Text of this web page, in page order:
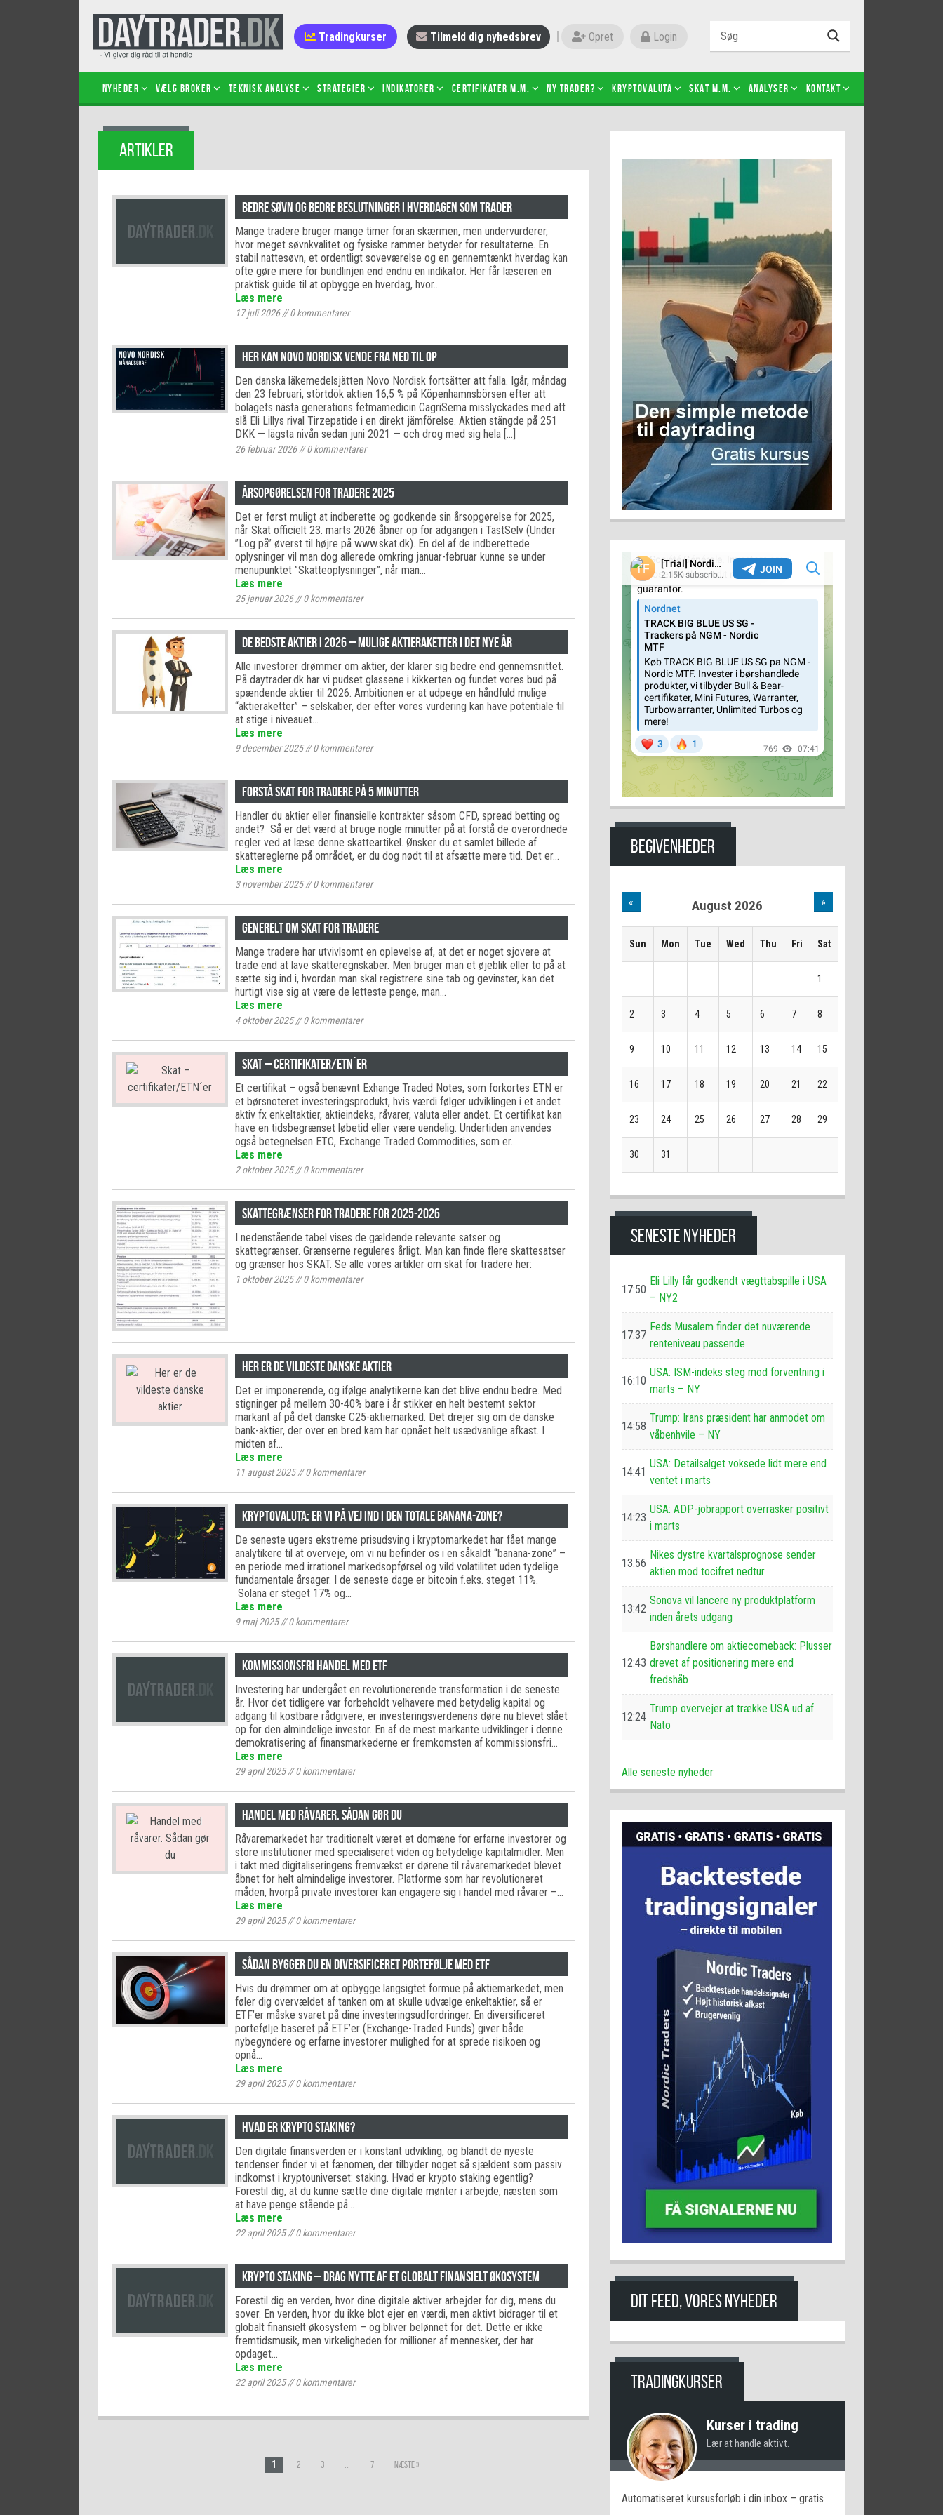
Tradingkurser Tilmeld dig nyhedsbrev Opret Login
Nyheder Vælg broker Teknisk analyse Strategier Indikatorer Certifikater m.m. Ny trader?
Sådan bruges stop-loss
Hvad sætter du på spil ved CFD-
handel?
Sådan fungerer BULL & BEAR-
certifikater
Det betyder de nye ESMA-regler
Shortselling
Gearing af aktier – hvad er det?
Futures-kontrakter
Kopier Jeppe Kirk Bonde
Kryptovaluta SKAT m.m. Analyser Kontakt
ARTIKLER
Bedre søvn og bedre beslutninger i hverdagen som trader
Mange tradere bruger mange timer foran skærmen, men undervurderer,
hvor meget søvnkvalitet og fysiske rammer betyder for resultaterne. En
stabil nattesøvn, et ordentligt soveværelse og en gennemtænkt hverdag kan
ofte gøre mere for bundlinjen end endnu en indikator. Her får læseren en
praktisk guide til at opbygge en hverdag, hvor…
Læs mere
17 juli 2026//0kommentarer
Her kan Novo Nordisk vende fra ned til op
Den danska läkemedelsjätten Novo Nordisk fortsätter att falla. Igår, måndag
den 23 februari, störtdök aktien 16,5 % på Köpenhamnsbörsen efter att
bolagets nästa generations fetmamedicin CagriSema misslyckades med att
slå Eli Lillys rival Tirzepatide i en direkt jämförelse. Aktien stängde på 251
DKK — lägsta nivån sedan juni 2021 — och drog med sig hela […]
26 februar 2026//0kommentarer
Årsopgørelsen for tradere 2025
Det er først muligt at indberette og godkende sin årsopgørelse for 2025,
når Skat officielt 23. marts 2026 åbner op for adgangen i TastSelv (Under
”Log på” øverst til højre på www.skat.dk). En del af de indberettede
oplysninger vil man dog allerede omkring januar-februar kunne se under
menupunktet ”Skatteoplysninger”, når man…
Læs mere
25 januar 2026//0kommentarer
De bedste aktier i 2026 – mulige aktieraketter i det nye år
Alle investorer drømmer om aktier, der klarer sig bedre end gennemsnittet.
På daytrader.dk har vi pudset glassene i kikkerten og fundet vores bud på
spændende aktier til 2026. Ambitionen er at udpege en håndfuld mulige
“aktieraketter” – selskaber, der efter vores vurdering kan have potentiale til
at stige i niveauet…
Læs mere
9 december 2025//0kommentarer
Forstå skat for tradere på 5 minutter
Handler du aktier eller finansielle kontrakter såsom CFD, spread betting og
andet? Så er det værd at bruge nogle minutter på at forstå de overordnede
regler ved at læse denne skatteartikel. Ønsker du et samlet billede af
skattereglerne på området, er du dog nødt til at afsætte mere tid. Det er…
Læs mere
3 november 2025//0kommentarer
Generelt om skat for tradere
Mange tradere har utvivlsomt en oplevelse af, at det er noget sjovere at
trade end at lave skatteregnskaber. Men bruger man et øjeblik eller to på at
sætte sig ind i, hvordan man skal registrere sine tab og gevinster, kan det
hurtigt vise sig at være de letteste penge, man…
Læs mere
4 oktober 2025//0kommentarer
Skat – certifikater/ETN´er
Et certifikat – også benævnt Exhange Traded Notes, som forkortes ETN er
et børsnoteret investeringsprodukt, hvis værdi følger udviklingen i et andet
aktiv fx enkeltaktier, aktieindeks, råvarer, valuta eller andet. Et certifikat kan
have en tidsbegrænset løbetid eller være uendelig. Undertiden anvendes
også betegnelsen ETC, Exchange Traded Commodities, som er…
Læs mere
2 oktober 2025//0kommentarer
Skattegrænser for tradere for 2025-2026
I nedenstående tabel vises de gældende relevante satser og
skattegrænser. Grænserne reguleres årligt. Man kan finde flere skattesatser
og grænser hos SKAT. Se alle vores artikler om skat for tradere her:
1 oktober 2025//0kommentarer
Her er de vildeste danske aktier
Det er imponerende, og ifølge analytikerne kan det blive endnu bedre. Med
stigninger på mellem 30-40% bare i år stikker en helt bestemt sektor
markant af på det danske C25-aktiemarked. Det drejer sig om de danske
bank-aktier, der over en bred kam har opnået helt usædvanlige afkast. I
midten af…
Læs mere
11 august 2025//0kommentarer
Kryptovaluta: Er vi på vej ind i den totale Banana-zone?
De seneste ugers ekstreme prisudsving i kryptomarkedet har fået mange
analytikere til at overveje, om vi nu befinder os i en såkaldt “banana-zone” –
en periode med irrationel markedsopførsel og vild volatilitet uden tydelige
fundamentale årsager. I de seneste dage er bitcoin f.eks. steget 11%.
Solana er steget 17% og…
Læs mere
9 maj 2025//0kommentarer
Kommissionsfri handel med ETF
Investering har undergået en revolutionerende transformation i de seneste
år. Hvor det tidligere var forbeholdt velhavere med betydelig kapital og
adgang til kostbare rådgivere, er investeringsverdenens døre nu blevet slået
op for den almindelige investor. En af de mest markante udviklinger i denne
demokratisering af finansmarkederne er fremkomsten af kommissionsfri…
Læs mere
29 april 2025//0kommentarer
Handel med råvarer. Sådan gør du
Råvaremarkedet har traditionelt været et domæne for erfarne investorer og
store institutioner med specialiseret viden og betydelige kapitalmidler. Men
i takt med digitaliseringens fremvækst er dørene til råvaremarkedet blevet
åbnet for helt almindelige investorer. Platforme som har revolutioneret
måden, hvorpå private investorer kan engagere sig i handel med råvarer –…
Læs mere
29 april 2025//0kommentarer
Sådan bygger du en diversificeret portefølje med ETF
Hvis du drømmer om at opbygge langsigtet formue på aktiemarkedet, men
føler dig overvældet af tanken om at skulle udvælge enkeltaktier, så er
ETF’er måske svaret på dine investeringsudfordringer. En diversificeret
portefølje baseret på ETF’er (Exchange-Traded Funds) giver både
nybegyndere og erfarne investorer mulighed for at sprede risikoen og
opnå…
Læs mere
29 april 2025//0kommentarer
Hvad er krypto staking?
Den digitale finansverden er i konstant udvikling, og blandt de nyeste
tendenser finder vi et fænomen, der tilbyder noget så sjældent som passiv
indkomst i kryptouniverset: staking. Hvad er krypto staking egentlig?
Forestil dig, at du kunne sætte dine digitale mønter i arbejde, næsten som
at have penge stående på…
Læs mere
22 april 2025//0kommentarer
Krypto staking – drag nytte af et globalt finansielt økosystem
Forestil dig en verden, hvor dine digitale aktiver arbejder for dig, mens du
sover. En verden, hvor du ikke blot ejer en værdi, men aktivt bidrager til et
globalt finansielt økosystem – og bliver belønnet for det. Dette er ikke
fremtidsmusik, men virkeligheden for millioner af mennesker, der har
opdaget…
Læs mere
22 april 2025//0kommentarer
1 2 3 7 Næste »
BEGIVENHEDER
« August 2026 »
Sun Mon Tue Wed Thu Fri Sat
1
2 3 4 5 6 7 8
9 10 11 12 13 14 15
16 17 18 19 20 21 22
23 24 25 26 27 28 29
30 31
SENESTE NYHEDER
17:50
Eli Lilly får godkendt vægttabspille i USA
– NY2
17:37
Feds Musalem finder det nuværende
renteniveau passende
16:10
USA: ISM-indeks steg mod forventning i
marts – NY
14:58
Trump: Irans præsident har anmodet om
våbenhvile – NY
14:41
USA: Detailsalget voksede lidt mere end
ventet i marts
14:23
USA: ADP-jobrapport overrasker positivt
i marts
13:56
Nikes dystre kvartalsprognose sender
aktien mod tocifret nedtur
13:42
Sonova vil lancere ny produktplatform
inden årets udgang
12:43
Børshandlere om aktiecomeback: Plusser
drevet af positionering mere end
fredshåb
12:24
Trump overvejer at trække USA ud af
Nato
Alle seneste nyheder
DIT FEED, VORES NYHEDER
TRADINGKURSER
Kurser i trading
Lær at handle aktivt.
Automatiseret kursusforløb i din inbox – gratis